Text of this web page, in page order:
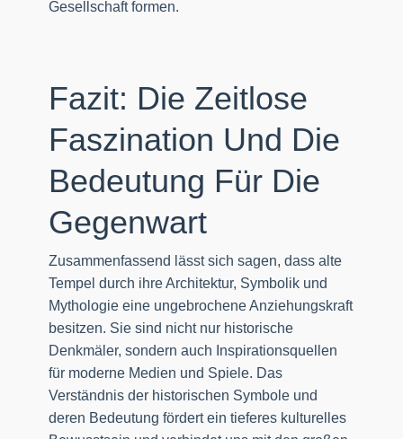
Gesellschaft formen.
Fazit: Die Zeitlose
Faszination Und Die
Bedeutung Für Die
Gegenwart
Zusammenfassend lässt sich sagen, dass alte
Tempel durch ihre Architektur, Symbolik und
Mythologie eine ungebrochene Anziehungskraft
besitzen. Sie sind nicht nur historische
Denkmäler, sondern auch Inspirationsquellen
für moderne Medien und Spiele. Das
Verständnis der historischen Symbole und
deren Bedeutung fördert ein tieferes kulturelles